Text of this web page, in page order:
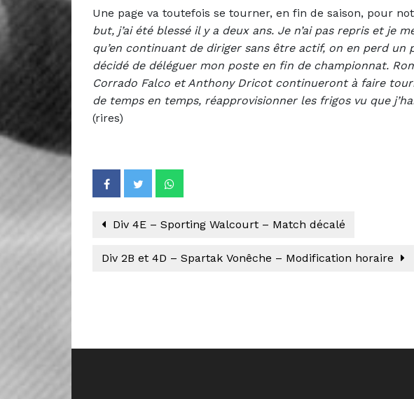
Une page va toutefois se tourner, en fin de saison, pour
but, j’ai été blessé il y a deux ans. Je n’ai pas repris et je
qu’en continuant de diriger sans être actif, on en perd un
décidé de déléguer mon poste en fin de championnat.
Corrado Falco et Anthony Dricot continueront à faire
de temps en temps, réapprovisionner les frigos vu que
(rires)
Div 4E – Sporting Walcourt – Match décalé
Div 2B et 4D – Spartak Vonêche – Modification horaire